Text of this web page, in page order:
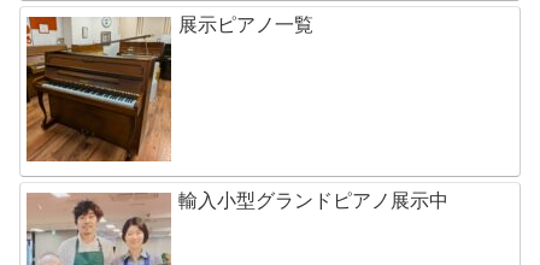
展示ピアノ一覧
輸入小型グランドピアノ展示中